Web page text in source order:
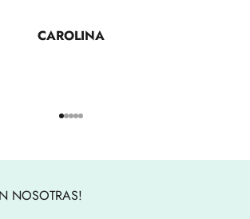
CAROLINA
Ir al artículo 1
Ir al artículo 2
Ir al artículo 3
Ir al artículo 4
Ir al artículo 5
NOSOTRAS!